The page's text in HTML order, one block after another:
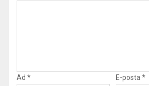
Ad * E-posta *